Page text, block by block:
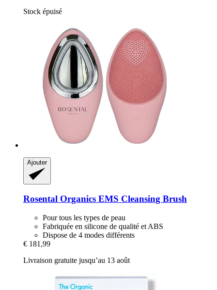
Stock épuisé
Ajouter
Rosental Organics EMS Cleansing Brush
Pour tous les types de peau
Fabriquée en silicone de qualité et ABS
Dispose de 4 modes différents
€ 181,99
Livraison gratuite jusqu’au 13 août